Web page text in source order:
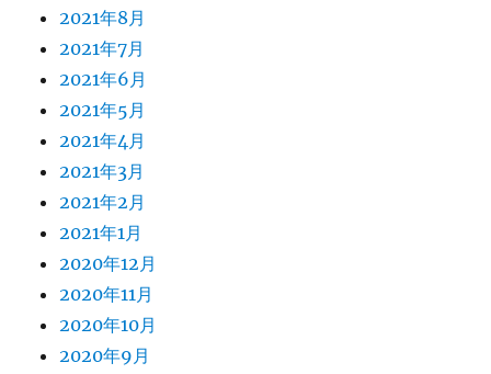
2021年8月
2021年7月
2021年6月
2021年5月
2021年4月
2021年3月
2021年2月
2021年1月
2020年12月
2020年11月
2020年10月
2020年9月